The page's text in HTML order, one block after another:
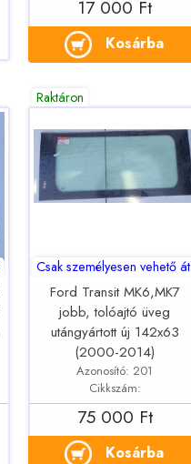
17 000 Ft
Kosárba
Raktáron
Csak személyesen vehető át
Ford Transit MK6,MK7
jobb, tolóajtó üveg
utángyártott új 142x63
(2000-2014)
Azonosító: 201
Cikkszám:
75 000 Ft
Kosárba